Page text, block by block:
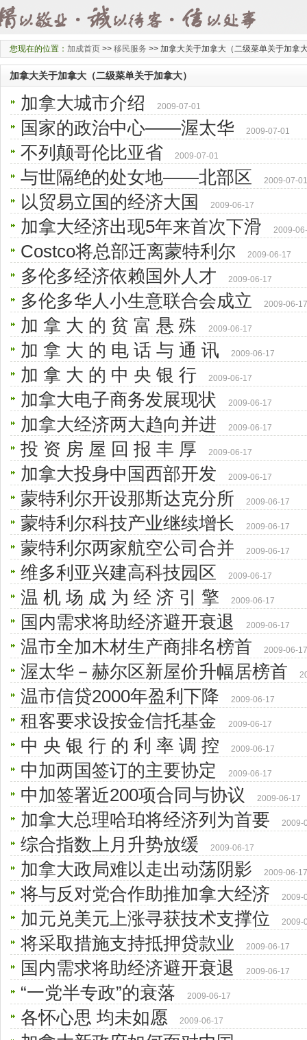
您现在的位置： 加成首页 >> 移民服务 >> 加拿大关于加拿大（二级菜单关于加拿
加拿大关于加拿大（二级菜单关于加拿大）
加拿大城市介绍 2009-07-01
国家的政治中心——渥太华 2009-07-01
不列颠哥伦比亚省 2009-07-01
与世隔绝的处女地——北部区 2009-07-01
以贸易立国的经济大国 2009-06-17
加拿大经济出现5年来首次下滑 2009-
Costco将总部迁离蒙特利尔 2009-06-17
多伦多经济依赖国外人才 2009-06-17
多伦多华人小生意联合会成立 2009-06-17
加 拿 大 的 贫 富 悬 殊 2009-06-17
加 拿 大 的 电 话 与 通 讯 2009-06-17
加 拿 大 的 中 央 银 行 2009-06-17
加拿大电子商务发展现状 2009-06-17
加拿大经济两大趋向并进 2009-06-17
投 资 房 屋 回 报 丰 厚 2009-06-17
加拿大投身中国西部开发 2009-06-17
蒙特利尔开设那斯达克分所 2009-06-17
蒙特利尔科技产业继续增长 2009-06-17
蒙特利尔两家航空公司合并 2009-06-17
维多利亚兴建高科技园区 2009-06-17
温 机 场 成 为 经 济 引 擎 2009-06-17
国内需求将助经济避开衰退 2009-06-17
温市全加木材生产商排名榜首 2009-06-17
渥太华－赫尔区新屋价升幅居榜首
温市信贷2000年盈利下降 2009-06-17
租客要求设按金信托基金 2009-06-17
中 央 银 行 的 利 率 调 控 2009-06-17
中加两国签订的主要协定 2009-06-17
中加签署近200项合同与协议 2009-06-17
加拿大总理哈珀将经济列为首要 2009-
综合指数上月升势放缓 2009-06-17
加拿大政局难以走出动荡阴影 2009-06-17
将与反对党合作助推加拿大经济 2009-
加元兑美元上涨寻获技术支撑位 2009-
将采取措施支持抵押贷款业 2009-06-17
国内需求将助经济避开衰退 2009-06-17
“一党半专政”的衰落 2009-06-17
各怀心思 均未如愿 2009-06-17